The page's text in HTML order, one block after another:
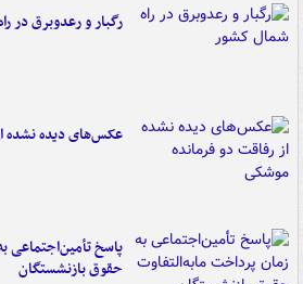
رگبار و رعدوبرق در
عکس‌های دیده نشده
پاسخ تأمین‌اجتماعی
حقوق بازنشستگان